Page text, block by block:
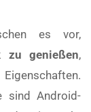
es vor,
zu genießen,
sind Android-